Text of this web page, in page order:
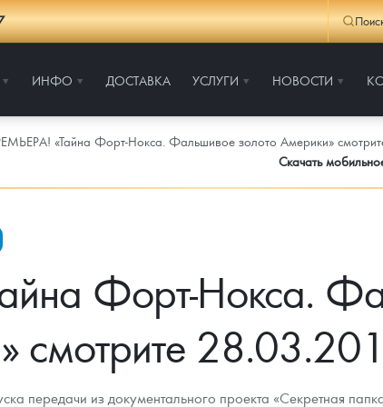
ИНФО ДОСТАВКА УСЛУГИ НОВОСТИ
«Тайна Форт-Нокса. Фальшивое золото Америки»
Скачать
Форт-Нокса.
смотрите
передачи из документального проекта «Секретная